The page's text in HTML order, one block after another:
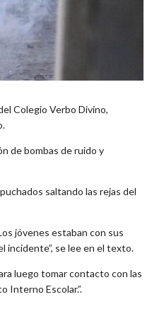
Colegio Verbo Divino,
de bombas de ruido y
saltando las rejas del
jóvenes estaban con sus
incidente”, se lee en el texto.
luego tomar contacto con las
Interno Escolar.”.